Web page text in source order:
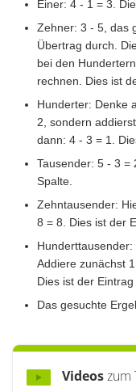
Einer: 4 - 1 = 3.
Zehner: 3 - 5, das
Übertrag durch.
bei den
rechnen. Dies ist
Hunderter: Denke
2, sondern
dann: 4 - 3 = 1.
Tausender: 5 - 3 =
Spalte.
Zehntausender:
8 = 8. Dies ist der
Hunderttausender:
Addiere zunächst
Dies ist der
Das gesuchte
Videoszum